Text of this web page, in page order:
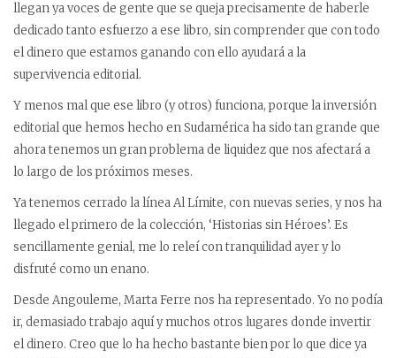
llegan ya voces de gente que se queja precisamente de haberle
dedicado tanto esfuerzo a ese libro, sin comprender que con todo
el dinero que estamos ganando con ello ayudará a la
supervivencia editorial.
Y menos mal que ese libro (y otros) funciona, porque la inversión
editorial que hemos hecho en Sudamérica ha sido tan grande que
ahora tenemos un gran problema de liquidez que nos afectará a
lo largo de los próximos meses.
Ya tenemos cerrado la línea Al Límite, con nuevas series, y nos ha
llegado el primero de la colección, ‘Historias sin Héroes’. Es
sencillamente genial, me lo releí con tranquilidad ayer y lo
disfruté como un enano.
Desde Angouleme, Marta Ferre nos ha representado. Yo no podía
ir, demasiado trabajo aquí y muchos otros lugares donde invertir
el dinero. Creo que lo ha hecho bastante bien por lo que dice ya